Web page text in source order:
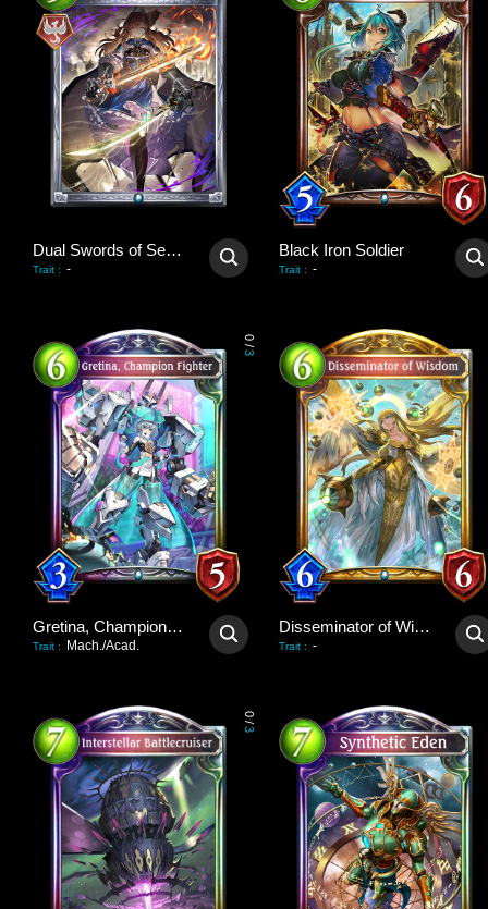
Dual Swords of Severance
Trait : -
Black Iron Soldier
Trait : -
0
/
3
Gretina, Champion Fighter
Trait : Mach./Acad.
Disseminator of Wisdom
Trait : -
0
/
3